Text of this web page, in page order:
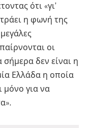
ότι «γι’
η φωνή της
οι
δεν είναι η
Ελλάδα η οποία
μόνο για να